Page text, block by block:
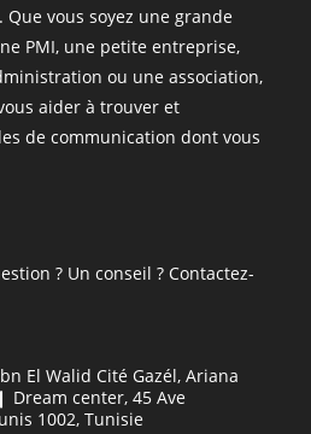
vous soyez une grande
PMI, une petite entreprise,
ou une association,
aider à trouver et
de communication dont vous
? Un conseil ? Contactez-
El Walid Cité Gazél, Ariana
Dream center, 45 Ave
1002, Tunisie